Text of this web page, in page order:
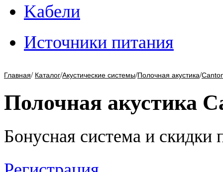
Kабели
Источники питания
Главная/ Каталог/Акустические системы/Полочная акустика/
Полочная акустика
Бонусная система и скидки